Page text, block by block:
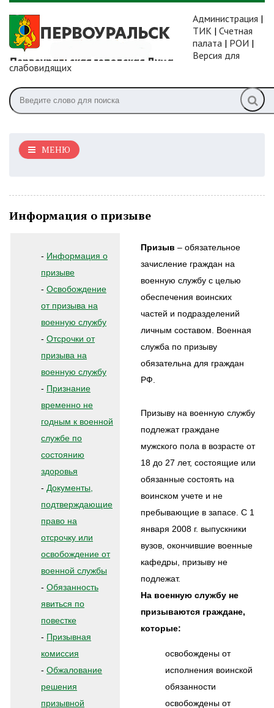
Администрация |
ТИК | Счетная
палата | РОИ |
Версия для
слабовидящих
МЕНЮ
Информация о призыве
- Информация о
призыве
- Освобождение
от призыва на
военную службу
- Отсрочки от
призыва на
военную службу
- Признание
временно не
годным к военной
службе по
состоянию
здоровья
- Документы,
подтверждающие
право на
отсрочку или
освобождение от
военной службы
- Обязанность
явиться по
повестке
- Призывная
комиссия
- Обжалование
решения
призывной
Призыв – обязательное
зачисление граждан на
военную службу с целью
обеспечения воинских
частей и подразделений
личным составом. Военная
служба по призыву
обязательна для граждан
РФ.
Призыву на военную службу
подлежат граждане
мужского пола в возрасте от
18 до 27 лет, состоящие или
обязанные состоять на
воинском учете и не
пребывающие в запасе. С 1
января 2008 г. выпускники
вузов, окончившие военные
кафедры, призыву не
подлежат.
На военную службу не
призываются граждане,
которые:
освобождены от
исполнения воинской
обязанности
освобождены от